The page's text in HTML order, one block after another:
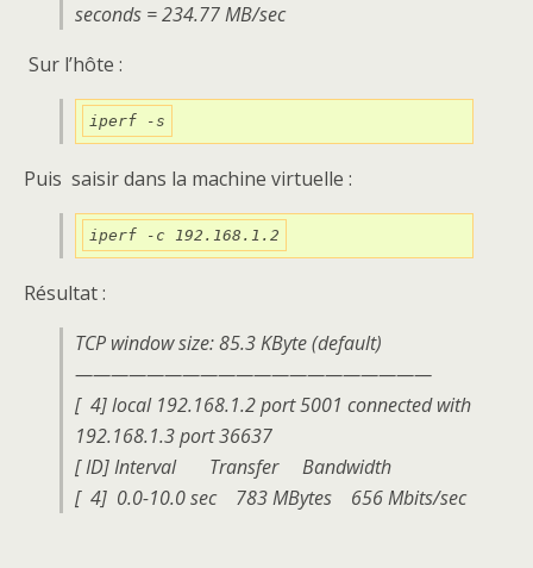
seconds = 234.77 MB/sec
Sur l’hôte :
iperf -s
Puis saisir dans la machine virtuelle :
iperf -c 192.168.1.2
Résultat :
TCP window size: 85.3 KByte (default)
————————————————————
[ 4] local 192.168.1.2 port 5001 connected with
192.168.1.3 port 36637
[ ID] Interval Transfer Bandwidth
[ 4] 0.0-10.0 sec 783 MBytes 656 Mbits/sec